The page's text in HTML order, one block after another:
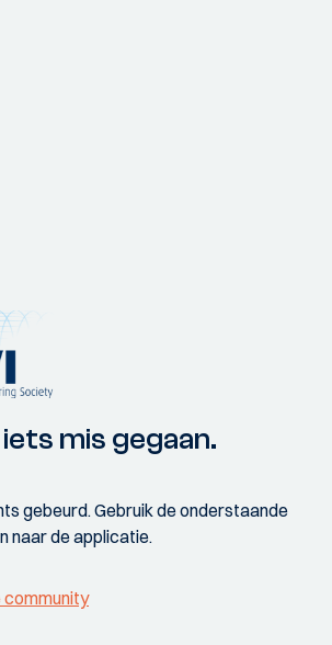
mis gegaan.
gebeurd. Gebruik de onderstaande
naar de applicatie.
community